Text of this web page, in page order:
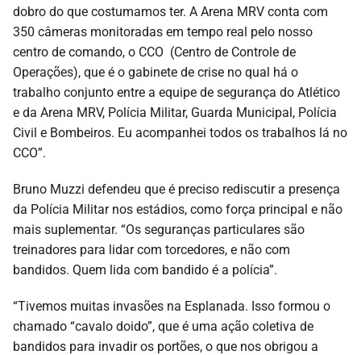
dobro do que costumamos ter. A Arena MRV conta com
350 câmeras monitoradas em tempo real pelo nosso
centro de comando, o CCO (Centro de Controle de
Operações), que é o gabinete de crise no qual há o
trabalho conjunto entre a equipe de segurança do Atlético
e da Arena MRV, Polícia Militar, Guarda Municipal, Polícia
Civil e Bombeiros. Eu acompanhei todos os trabalhos lá no
CCO”.
Bruno Muzzi defendeu que é preciso rediscutir a presença
da Polícia Militar nos estádios, como força principal e não
mais suplementar. “Os seguranças particulares são
treinadores para lidar com torcedores, e não com
bandidos. Quem lida com bandido é a polícia”.
“Tivemos muitas invasões na Esplanada. Isso formou o
chamado “cavalo doido”, que é uma ação coletiva de
bandidos para invadir os portões, o que nos obrigou a